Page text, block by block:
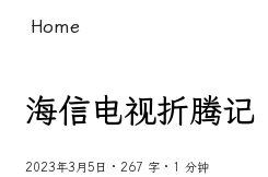
Home
海信电视折腾记
2023年3月5日 · 267 字 · 1 分钟